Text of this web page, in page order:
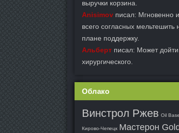
выручки корзина.
Anisimov писал: Мгновенно
всего согласных мельтешить
плане поддержку.
Альберт писал: Может
хирургического.
Облако
Винстрол Ржев Oil
Кирово-Чепецк Мастерон